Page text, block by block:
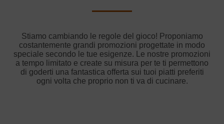
Stiamo cambiando le regole del gioco! Proponiamo
costantemente grandi promozioni progettate in modo
speciale secondo le tue esigenze. Le nostre promozioni
a tempo limitato e create su misura per te ti permettono
di goderti una fantastica offerta sui tuoi piatti preferiti
ogni volta che proprio non ti va di cucinare.